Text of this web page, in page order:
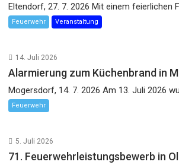
Eltendorf, 27. 7. 2026 Mit einem feierlichen
Feuerwehr Veranstaltung
14. Juli 2026
Alarmierung zum Küchenbrand in
Mogersdorf, 14. 7. 2026 Am 13. Juli 2026
Feuerwehr
5. Juli 2026
71. Feuerwehrleistungsbewerb in